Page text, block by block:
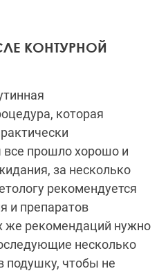
КОНТУРНОЙ
которая
все прошло хорошо и
за несколько
рекомендуется
и препаратов
же рекомендаций нужно
несколько
подушку, чтобы не